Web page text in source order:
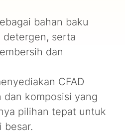
bahan baku
detergen, serta
dan
CFAD
dan komposisi yang
pilihan tepat untuk
besar.